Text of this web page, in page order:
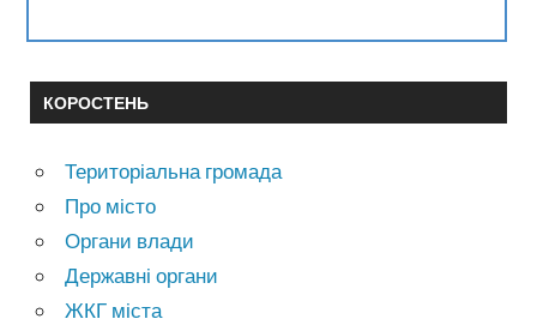
КОРОСТЕНЬ
Територіальна громада
Про місто
Органи влади
Державні органи
ЖКГ міста